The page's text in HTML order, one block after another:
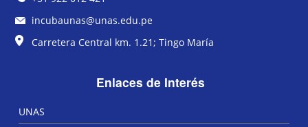
incubaunas@unas.edu.pe
Carretera Central km. 1.21; Tingo María
Enlaces de Interés
UNAS